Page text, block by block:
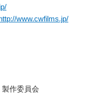
www.cwfilms.jp/
作委員会